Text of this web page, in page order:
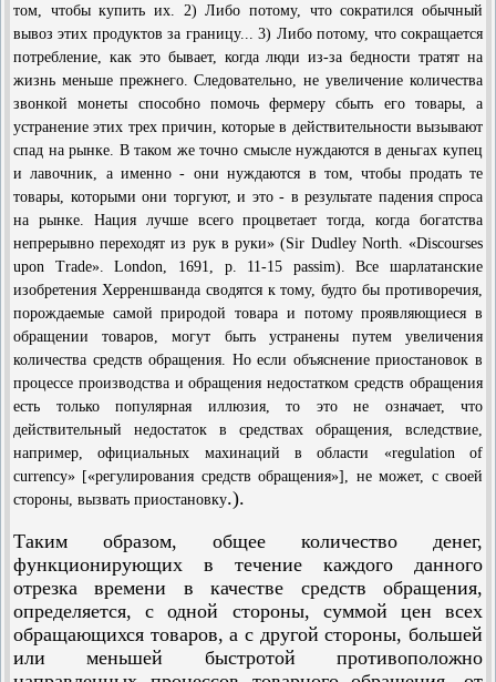
том, чтобы купить их. 2) Либо потому, что сократился обычный
вывоз этих продуктов за границу... 3) Либо потому, что сокращается
потребление, как это бывает, когда люди из-за бедности тратят на
жизнь меньше прежнего. Следовательно, не увеличение количества
звонкой монеты способно помочь фермеру сбыть его товары, а
устранение этих трех причин, которые в действительности вызывают
спад на рынке. В таком же точно смысле нуждаются в деньгах купец
и лавочник, а именно - они нуждаются в том, чтобы продать те
товары, которыми они торгуют, и это - в результате падения спроса
на рынке. Нация лучше всего процветает тогда, когда богатства
непрерывно переходят из рук в руки» (Sir Dudley North. «Discourses
upon Trade». London, 1691, p. 11-15 passim). Все шарлатанские
изобретения Херреншванда сводятся к тому, будто бы противоречия,
порождаемые самой природой товара и потому проявляющиеся в
обращении товаров, могут быть устранены путем увеличения
количества средств обращения. Но если объяснение приостановок в
процессе производства и обращения недостатком средств обращения
есть только популярная иллюзия, то это не означает, что
действительный недостаток в средствах обращения, вследствие,
например, официальных махинаций в области «regulation of
currency» [«регулирования средств обращения»], не может, с своей
стороны, вызвать приостановку.).
Таким образом, общее количество денег,
функционирующих в течение каждого данного
отрезка времени в качестве средств обращения,
определяется, с одной стороны, суммой цен всех
обращающихся товаров, а с другой стороны, большей
или меньшей быстротой противоположно